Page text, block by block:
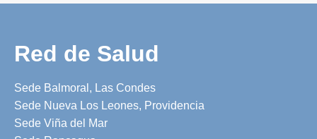
Red de Salud
Sede Balmoral, Las Condes
Sede Nueva Los Leones, Providencia
Sede Viña del Mar